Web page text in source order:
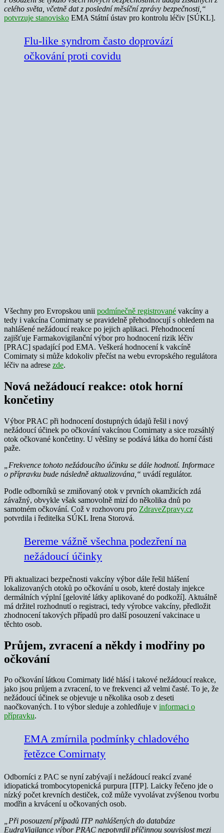
celého světa, včetně dat z poslední měsíční zprávy bezpečnosti,“
potvrzuje stanovisko EMA Státní ústav pro kontrolu léčiv [SÚKL].
Flu-like syndrom často doprovází
očkování proti covidu
Všechny pro Evropskou unii podmínečně registrované vakcíny a
tedy i vakcína Comirnaty se pravidelně přehodnocují s ohledem na
nahlášené nežádoucí reakce po jejich aplikaci. Přehodnocení
zajišťuje Farmakovigilanční výbor pro hodnocení rizik léčiv
[PRAC] spadající pod EMA. Veškerá hodnocení k vakcíně
Comirnaty si může kdokoliv přečíst na webu evropského regulátora
léčiv na adrese zde.
Nová nežádoucí reakce: otok horní
končetiny
Výbor PRAC při hodnocení dostupných údajů řešil i nový
nežádoucí účinek po očkování vakcínou Comirnaty a sice rozsáhlý
otok očkované končetiny. U většiny se podává látka do horní části
paže.
„Frekvence tohoto nežádoucího účinku se dále hodnotí. Informace
o přípravku bude následně aktualizována,“ uvádí regulátor.
Podle odborníků se zmiňovaný otok v prvních okamžicích zdá
závažný, obvykle však samovolně mizí do několika dnů po
samotném očkování. Což v rozhovoru pro ZdraveZpravy.cz
potvrdila i ředitelka SÚKL Irena Storová.
Bereme vážně všechna podezření na
nežádoucí účinky
Při aktualizaci bezpečnosti vakcíny výbor dále řešil hlášení
lokalizovaných otoků po očkování u osob, které dostaly injekce
dermálních výplní [gelovité látky aplikované do podkoží]. Aktuálně
má držitel rozhodnutí o registraci, tedy výrobce vakcíny, předložit
zhodnocení takových případů pro další posouzení vakcinace u
těchto osob.
Průjem, zvracení a někdy i modřiny po
očkování
Po očkování látkou Comirnaty lidé hlásí i takové nežádoucí reakce,
jako jsou průjem a zvracení, to ve frekvenci až velmi časté. To je, že
nežádoucí účinek se objevuje u několika osob z deseti
naočkovaných. I to výbor sleduje a zohledňuje v informaci o
přípravku.
EMA zmírnila podmínky chladového
řetězce Comirnaty
Odborníci z PAC se nyní zabývají i nežádoucí reakcí zvané
idiopatická trombocytopenická purpura [ITP]. Laicky řečeno jde o
nízký počet krevních destiček, což může vyvolávat zvýšenou tvorbu
modřin a krvácení u očkovaných osob.
„Při posouzení případů ITP nahlášených do databáze
EudraVigilance výbor PRAC nepotvrdil příčinnou souvislost mezi